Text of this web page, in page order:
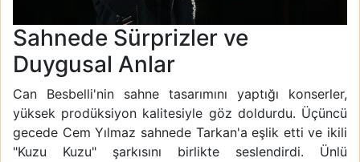
Sahnede Sürprizler ve
Duygusal Anlar
Can Besbelli'nin sahne tasarımını yaptığı konserler,
yüksek prodüksiyon kalitesiyle göz doldurdu. Üçüncü
gecede Cem Yılmaz sahnede Tarkan'a eşlik etti ve ikili
"Kuzu Kuzu" şarkısını birlikte seslendirdi. Ünlü